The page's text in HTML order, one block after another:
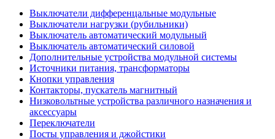
Выключатели дифференцальные модульные
Выключатели нагрузки (рубильники)
Выключатель автоматический модульный
Выключатель автоматический силовой
Дополнительные устройства модульной системы
Источники питания, трансформаторы
Кнопки управления
Контакторы, пускатель магнитный
Низковольтные устройства различного назначения и
аксессуары
Переключатели
Посты управления и джойстики